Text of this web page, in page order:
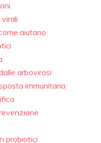
aiutano
arbovirosi
immunitaria
probiotici